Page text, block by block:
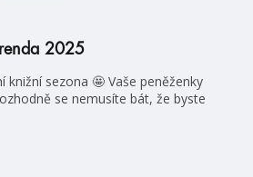
2025
knižní sezona 🤩 Vaše peněženky
se nemusíte bát, že byste